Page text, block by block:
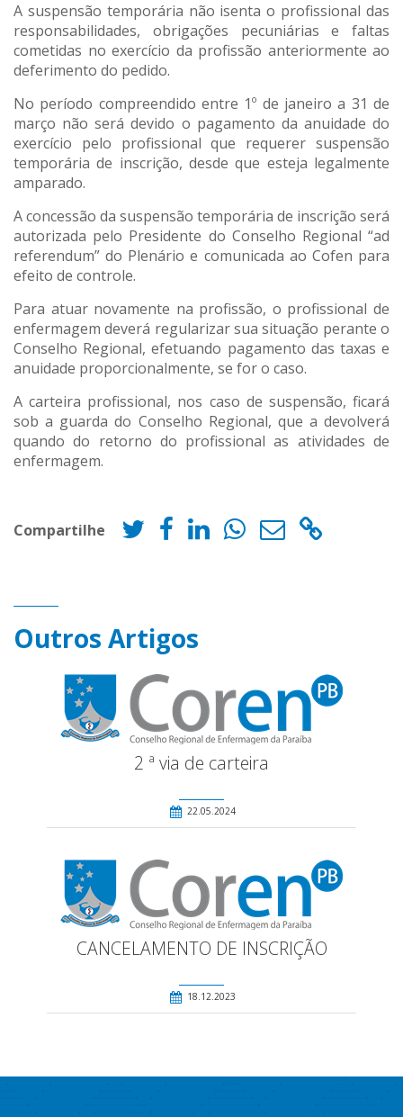
A suspensão temporária não isenta o profissional das
responsabilidades, obrigações pecuniárias e faltas
cometidas no exercício da profissão anteriormente ao
deferimento do pedido.
No período compreendido entre 1º de janeiro a 31 de
março não será devido o pagamento da anuidade do
exercício pelo profissional que requerer suspensão
temporária de inscrição, desde que esteja legalmente
amparado.
A concessão da suspensão temporária de inscrição será
autorizada pelo Presidente do Conselho Regional “ad
referendum” do Plenário e comunicada ao Cofen para
efeito de controle.
Para atuar novamente na profissão, o profissional de
enfermagem deverá regularizar sua situação perante o
Conselho Regional, efetuando pagamento das taxas e
anuidade proporcionalmente, se for o caso.
A carteira profissional, nos caso de suspensão, ficará
sob a guarda do Conselho Regional, que a devolverá
quando do retorno do profissional as atividades de
enfermagem.
Compartilhe
Outros Artigos
2 ª via de carteira
22.05.2024
CANCELAMENTO DE INSCRIÇÃO
18.12.2023